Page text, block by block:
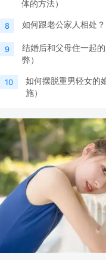
体的方法）
8 如何跟老公家人相处
9
结婚后和父母住一起
弊）
10
如何摆脱重男轻女的
施）